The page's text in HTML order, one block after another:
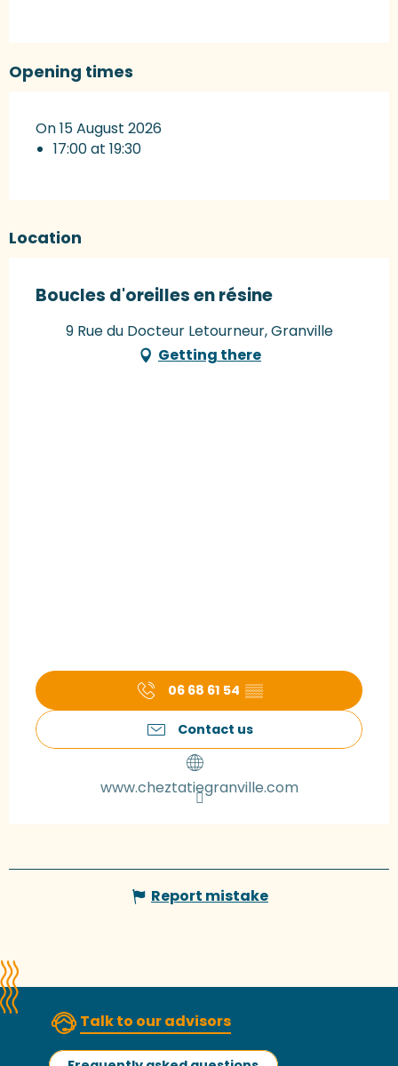
Opening times
On 15 August 2026
17:00 at 19:30
Location
Boucles d'oreilles en résine
9 Rue du Docteur Letourneur, Granville
Getting there
06 68 61 54 ▒▒
Contact us
www.cheztatiegranville.com
Report mistake
Talk to our advisors